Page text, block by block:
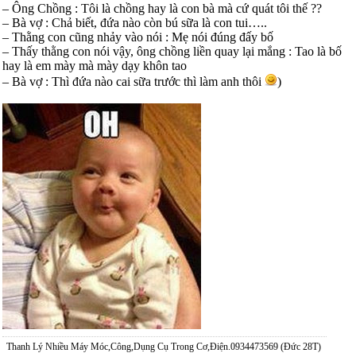
– Ông Chồng : Tôi là chồng hay là con bà mà cứ quát tôi thế ??
– Bà vợ : Chả biết, đứa nào còn bú sữa là con tui…..
– Thằng con cũng nhảy vào nói : Mẹ nói đúng đấy bố
– Thấy thằng con nói vậy, ông chồng liền quay lại mắng : Tao là bố
hay là em mày mà mày dạy khôn tao
– Bà vợ : Thì đứa nào cai sữa trước thì làm anh thôi
)
Thanh Lý Nhiều Máy Móc,Công,Dụng Cụ Trong Cơ,Điện.0934473569 (Đức 28T)